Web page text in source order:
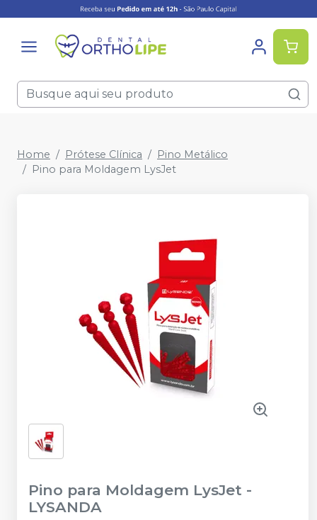
Home Prótese Clínica
Pino Metálico
Pino para Moldagem LysJet
Pino para Moldagem LysJet -
LYSANDA